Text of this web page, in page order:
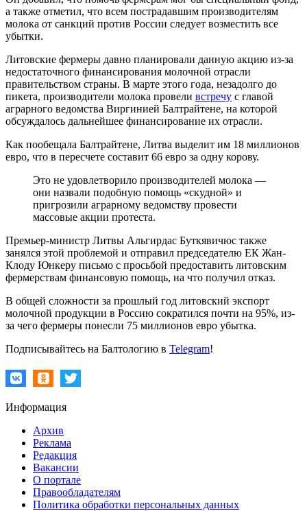
а также отметил, что всем пострадавшим производителям
молока от санкций против России следует возместить все
убытки.
Литовские фермеры давно планировали данную акцию из-за
недостаточного финансирования молочной отрасли
правительством страны. В марте этого года, незадолго до
пикета, производители молока провели встречу с главой
аграрного ведомства Виргинией Балтрайтене, на которой
обсуждалось дальнейшее финансирование их отрасли.
Как пообещала Балтрайтене, Литва выделит им 18 миллионов
евро, что в пересчете составит 66 евро за одну корову.
Это не удовлетворило производителей молока —
они назвали подобную помощь «скудной» и
пригрозили аграрному ведомству провести
массовые акции протеста.
Премьер-министр Литвы Альгирдас Буткявичюс также
занялся этой проблемой и отправил председателю ЕК Жан-
Клоду Юнкеру письмо с просьбой предоставить литовским
фермерствам финансовую помощь, на что получил отказ.
В общей сложности за прошлый год литовский экспорт
молочной продукции в Россию сократился почти на 95%, из-
за чего фермеры понесли 75 миллионов евро убытка.
Подписывайтесь на Балтологию в Telegram!
Информация
Архив
Реклама
Редакция
Вакансии
О портале
Правообладателям
Политика обработки персональных данных